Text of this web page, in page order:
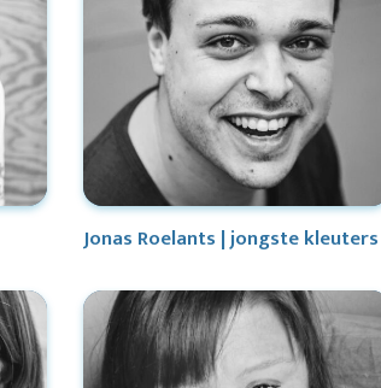
Jonas Roelants | jongste kleuters